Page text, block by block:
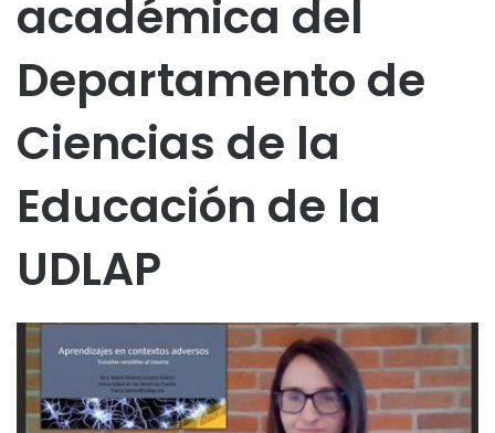
académica del
Departamento de
Ciencias de la
Educación de la
UDLAP